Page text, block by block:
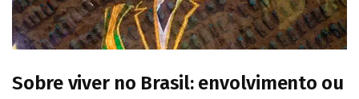
Sobre viver no Brasil: envolvimento ou